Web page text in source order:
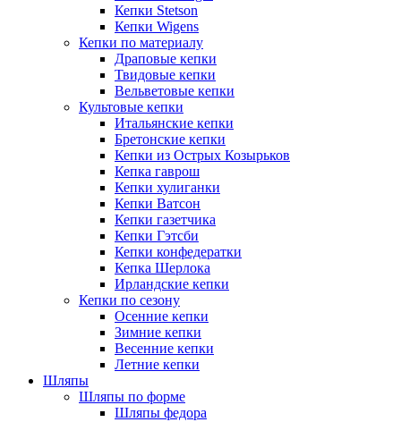
Кепки Stetson
Кепки Wigens
Кепки по материалу
Драповые кепки
Твидовые кепки
Вельветовые кепки
Культовые кепки
Итальянские кепки
Бретонские кепки
Кепки из Острых Козырьков
Кепка гаврош
Кепки хулиганки
Кепки Ватсон
Кепки газетчика
Кепки Гэтсби
Кепки конфедератки
Кепка Шерлока
Ирландские кепки
Кепки по сезону
Осенние кепки
Зимние кепки
Весенние кепки
Летние кепки
Шляпы
Шляпы по форме
Шляпы федора